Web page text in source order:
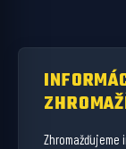
Zhromažďujeme